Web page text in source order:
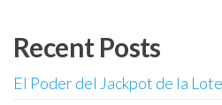
Recent Posts
El Poder del Jackpot de la